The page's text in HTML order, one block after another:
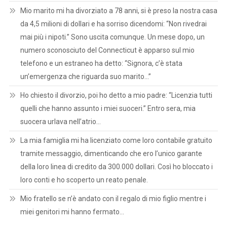
Mio marito mi ha divorziato a 78 anni, si è preso la nostra casa
da 4,5 milioni di dollari e ha sorriso dicendomi: “Non rivedrai
mai più i nipoti.” Sono uscita comunque. Un mese dopo, un
numero sconosciuto del Connecticut è apparso sul mio
telefono e un estraneo ha detto: “Signora, c’è stata
un’emergenza che riguarda suo marito…”
Ho chiesto il divorzio, poi ho detto a mio padre: “Licenzia tutti
quelli che hanno assunto i miei suoceri.” Entro sera, mia
suocera urlava nell’atrio…
La mia famiglia mi ha licenziato come loro contabile gratuito
tramite messaggio, dimenticando che ero l’unico garante
della loro linea di credito da 300.000 dollari. Così ho bloccato i
loro conti e ho scoperto un reato penale.
Mio fratello se n’è andato con il regalo di mio figlio mentre i
miei genitori mi hanno fermato…